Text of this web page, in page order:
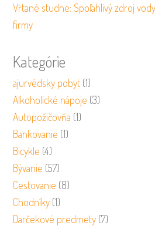
Vŕtané studne: Spoľahlivý zdroj
firmy
Kategórie
ajurvédsky pobyt (1)
Alkoholické nápoje (3)
Autopožičovňa (1)
Bankovanie (1)
Bicykle (4)
Bývanie (57)
Cestovanie (8)
Chodníky (1)
Darčekové predmety (7)